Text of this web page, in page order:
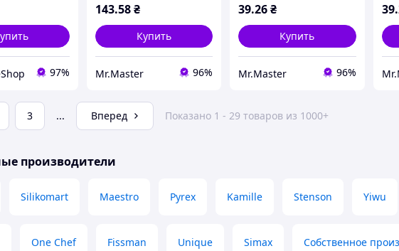
97%
143.58₴
Купить
Mr.Master 96%
39.26₴
Купить
Mr.Master 96%
39
3 ... Вперед Показано 1 - 29 товаров из 1000+
производители
Silikomart Maestro Pyrex Kamille Stenson Yiwu
One Chef Fissman Unique Simax Собственное